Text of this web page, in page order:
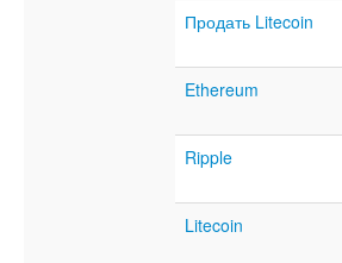
Продать Litecoin
Ethereum
Ripple
Litecoin